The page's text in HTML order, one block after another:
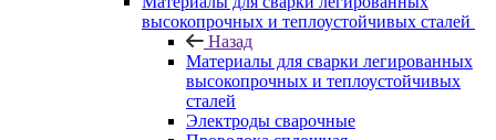
высокопрочных и теплоустойчивых сталей
Назад
Материалы для сварки легированных
высокопрочных и теплоустойчивых
сталей
Электроды сварочные